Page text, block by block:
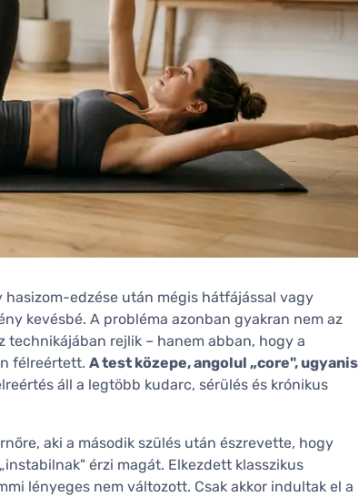
edzése után mégis hátfájással vagy
kevésbé. A probléma azonban gyakran nem az
technikájában rejlik – hanem abban, hogy a
félreértett. A test közepe, angolul „core", ugyanis
áll a legtöbb kudarc, sérülés és krónikus
aki a második szülés után észrevette, hogy
érzi magát. Elkezdett klasszikus
lényeges nem változott. Csak akkor indultak el a